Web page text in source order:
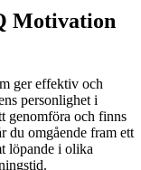
Motivation
ger effektiv och
personlighet i
genomföra och finns
du omgående fram ett
löpande i olika